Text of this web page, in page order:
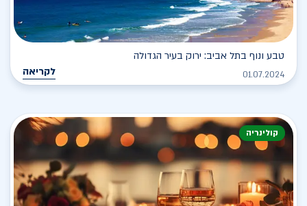
טבע ונוף בתל אביב: ירוק בעיר הגדולה
01.07.2024 לקריאה
קולינריה